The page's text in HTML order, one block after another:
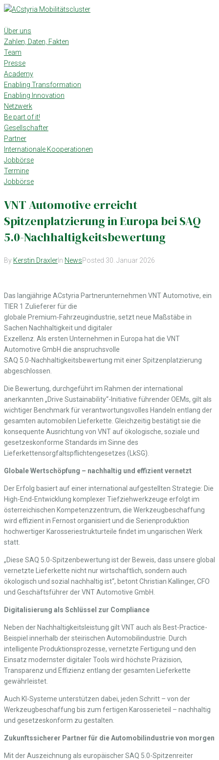
Skip
content
Über uns
Zahlen, Daten, Fakten
Team
Presse
Academy
Enabling Transformation
Enabling Innovation
Netzwerk
Be part of it!
Gesellschafter
Partner
Internationale Kooperationen
Jobbörse
Termine
Jobbörse
VNT Automotive erreicht
Spitzenplatzierung in Europa bei SAQ
5.0-Nachhaltigkeitsbewertung
By Kerstin Draxler In NewsPosted 30. Januar 2026
Das langjährige ACstyria Partnerunternehmen VNT Automotive, ein
TIER 1 Zulieferer für die
globale Premium-Fahrzeugindustrie, setzt neue Maßstäbe in
Sachen Nachhaltigkeit und digitaler
Exzellenz. Als ersten Unternehmen in Europa hat die VNT
Automotive GmbH die anspruchsvolle
SAQ 5.0-Nachhaltigkeitsbewertung mit einer Spitzenplatzierung
abgeschlossen.
Die Bewertung, durchgeführt im Rahmen der international
anerkannten „Drive Sustainability“-Initiative führender OEMs, gilt als
wichtiger Benchmark für verantwortungsvolles Handeln entlang der
gesamten automobilen Lieferkette. Gleichzeitig bestätigt sie die
konsequente Ausrichtung von VNT auf ökologische, soziale und
gesetzeskonforme Standards im Sinne des
Lieferkettensorgfaltspflichtengesetzes (LkSG).
Globale Wertschöpfung – nachhaltig und effizient vernetzt
Der Erfolg basiert auf einer international aufgestellten Strategie: Die
High-End-Entwicklung komplexer Tiefziehwerkzeuge erfolgt im
österreichischen Kompetenzzentrum, die Werkzeugbeschaffung
wird effizient in Fernost organisiert und die Serienproduktion
hochwertiger Karosseriestrukturteile findet im ungarischen Werk
statt.
„Diese SAQ 5.0-Spitzenbewertung ist der Beweis, dass unsere global
vernetzte Lieferkette nicht nur wirtschaftlich, sondern auch
ökologisch und sozial nachhaltig ist“, betont Christian Kallinger, CFO
und Geschäftsführer der VNT Automotive GmbH.
Digitalisierung als Schlüssel zur Compliance
Neben der Nachhaltigkeitsleistung gilt VNT auch als Best-Practice-
Beispiel innerhalb der steirischen Automobilindustrie. Durch
intelligente Produktionsprozesse, vernetzte Fertigung und den
Einsatz modernster digitaler Tools wird höchste Präzision,
Transparenz und Effizienz entlang der gesamten Lieferkette
gewährleistet.
Auch KI-Systeme unterstützen dabei, jeden Schritt – von der
Werkzeugbeschaffung bis zum fertigen Karosserieteil – nachhaltig
und gesetzeskonform zu gestalten.
Zukunftssicherer Partner für die Automobilindustrie von morgen
Mit der Auszeichnung als europäischer SAQ 5.0-Spitzenreiter